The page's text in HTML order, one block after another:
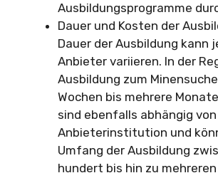
Ausbildungsprogramme
Dauer und Kosten der
Dauer der Ausbildung kann
Anbieter variieren. In der
Ausbildung zum
Wochen bis mehrere
sind ebenfalls abhängig
Anbieterinstitution und
Umfang der Ausbildung
hundert bis hin zu